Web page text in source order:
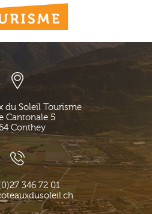
du Soleil Tourisme
Cantonale 5
Conthey
346 72 01